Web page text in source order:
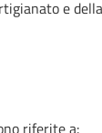
e
riferite a: